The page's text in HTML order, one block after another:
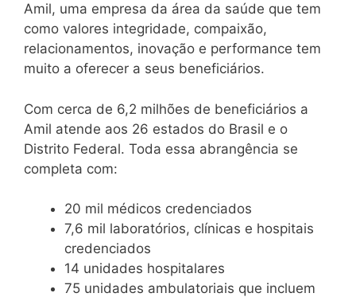
Amil, uma empresa da área da saúde que tem
como valores integridade, compaixão,
relacionamentos, inovação e performance tem
muito a oferecer a seus beneficiários.
Com cerca de 6,2 milhões de beneficiários a
Amil atende aos 26 estados do Brasil e o
Distrito Federal. Toda essa abrangência se
completa com:
20 mil médicos credenciados
7,6 mil laboratórios, clínicas e hospitais
credenciados
14 unidades hospitalares
75 unidades ambulatoriais que incluem